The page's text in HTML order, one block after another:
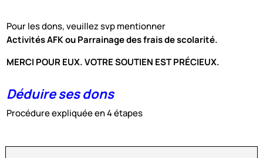
Pour les dons, veuillez svp mentionner
Activités AFK ou Parrainage des frais de scolarité.
MERCI POUR EUX. VOTRE SOUTIEN EST PRÉCIEUX.
Déduire ses dons
Procédure expliquée en 4 étapes